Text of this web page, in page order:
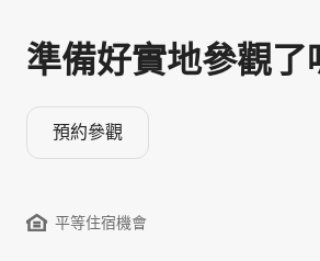
準備好實地參觀⁠了⁠
預約參觀
平等住宿機會